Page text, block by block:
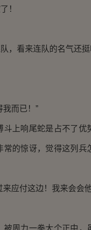
！
看来连队的名气还挺
而已！”
上响尾蛇是占不了优
的惊讶，觉得这列兵
应付这边！我来会会
周力一拳大个正中，